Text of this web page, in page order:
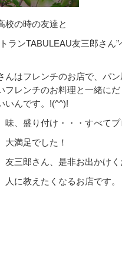
の時の友達と
ンTABULEAU友三郎さん”
はフレンチのお店で、パ
フレンチのお料理と一緒に
いんです。!(^^)!
、盛り付け・・・すべてプ
満足でした！
三郎さん、是非お出かけく
に教えたくなるお店です。